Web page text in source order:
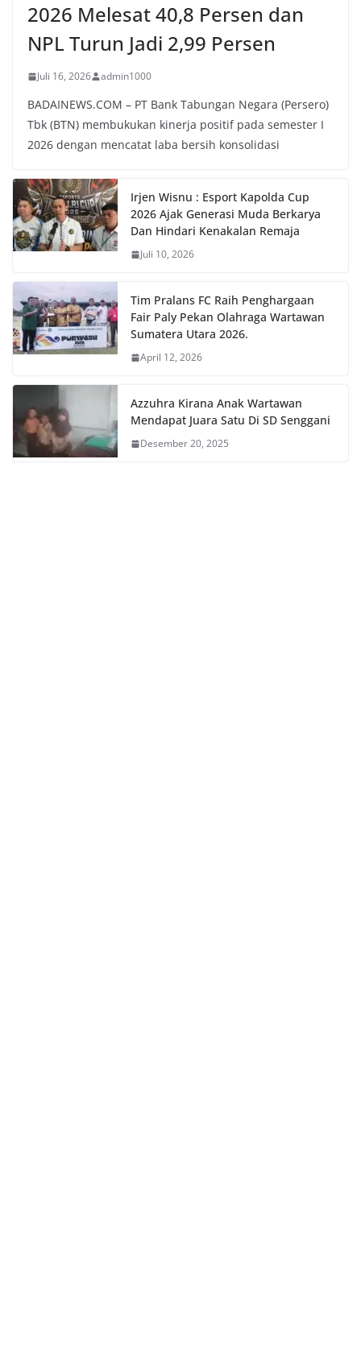
2026 Melesat 40,8 Persen dan
NPL Turun Jadi 2,99 Persen
Juli 16, 2026 admin1000
BADAINEWS.COM – PT Bank Tabungan Negara (Persero)
Tbk (BTN) membukukan kinerja positif pada semester I
2026 dengan mencatat laba bersih konsolidasi
Irjen Wisnu : Esport Kapolda Cup
2026 Ajak Generasi Muda Berkarya
Dan Hindari Kenakalan Remaja
Juli 10, 2026
Tim Pralans FC Raih Penghargaan
Fair Paly Pekan Olahraga Wartawan
Sumatera Utara 2026.
April 12, 2026
Azzuhra Kirana Anak Wartawan
Mendapat Juara Satu Di SD Senggani
Desember 20, 2025